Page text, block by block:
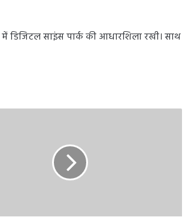
में डिजिटल साइंस पार्क की आधारशिला रखी। साथ